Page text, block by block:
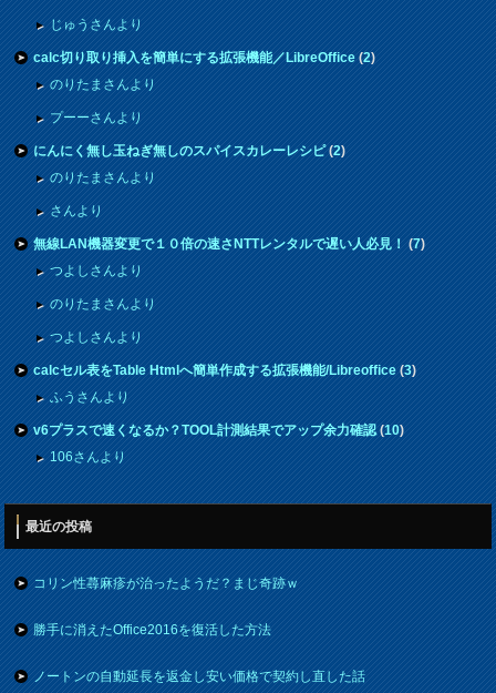
じゅうさんより
calc切り取り挿入を簡単にする拡張機能／LibreOffice(2)
のりたまさんより
プーーさんより
にんにく無し玉ねぎ無しのスパイスカレーレシピ(2)
のりたまさんより
さんより
無線LAN機器変更で１０倍の速さNTTレンタルで遅い人必見！(7)
つよしさんより
のりたまさんより
つよしさんより
calcセル表をTable Htmlへ簡単作成する拡張機能/Libreoffice(3)
ふうさんより
v6プラスで速くなるか？TOOL計測結果でアップ余力確認(10)
106さんより
最近の投稿
コリン性蕁麻疹が治ったようだ？まじ奇跡ｗ
勝手に消えたOffice2016を復活した方法
ノートンの自動延長を返金し安い価格で契約し直した話